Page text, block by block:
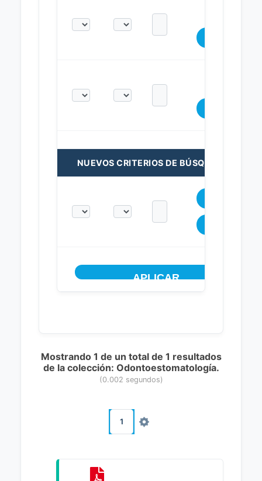
NUEVOS CRITERIOS DE BÚSQUEDA:
Mostrando 1 de un total de 1 resultados
de la colección: Odontoestomatología.
(0.002 segundos)
1